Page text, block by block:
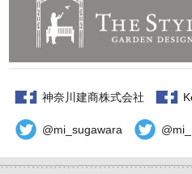
神奈川建商株式会社
@mi_sugawara